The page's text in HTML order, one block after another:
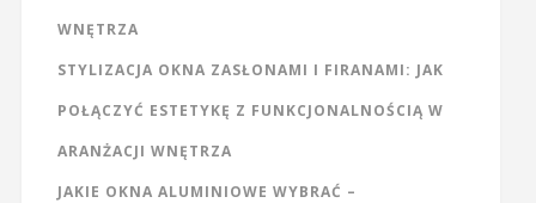
WNĘTRZA
STYLIZACJA OKNA ZASŁONAMI I FIRANAMI: JAK
POŁĄCZYĆ ESTETYKĘ Z FUNKCJONALNOŚCIĄ W
ARANŻACJI WNĘTRZA
JAKIE OKNA ALUMINIOWE WYBRAĆ –